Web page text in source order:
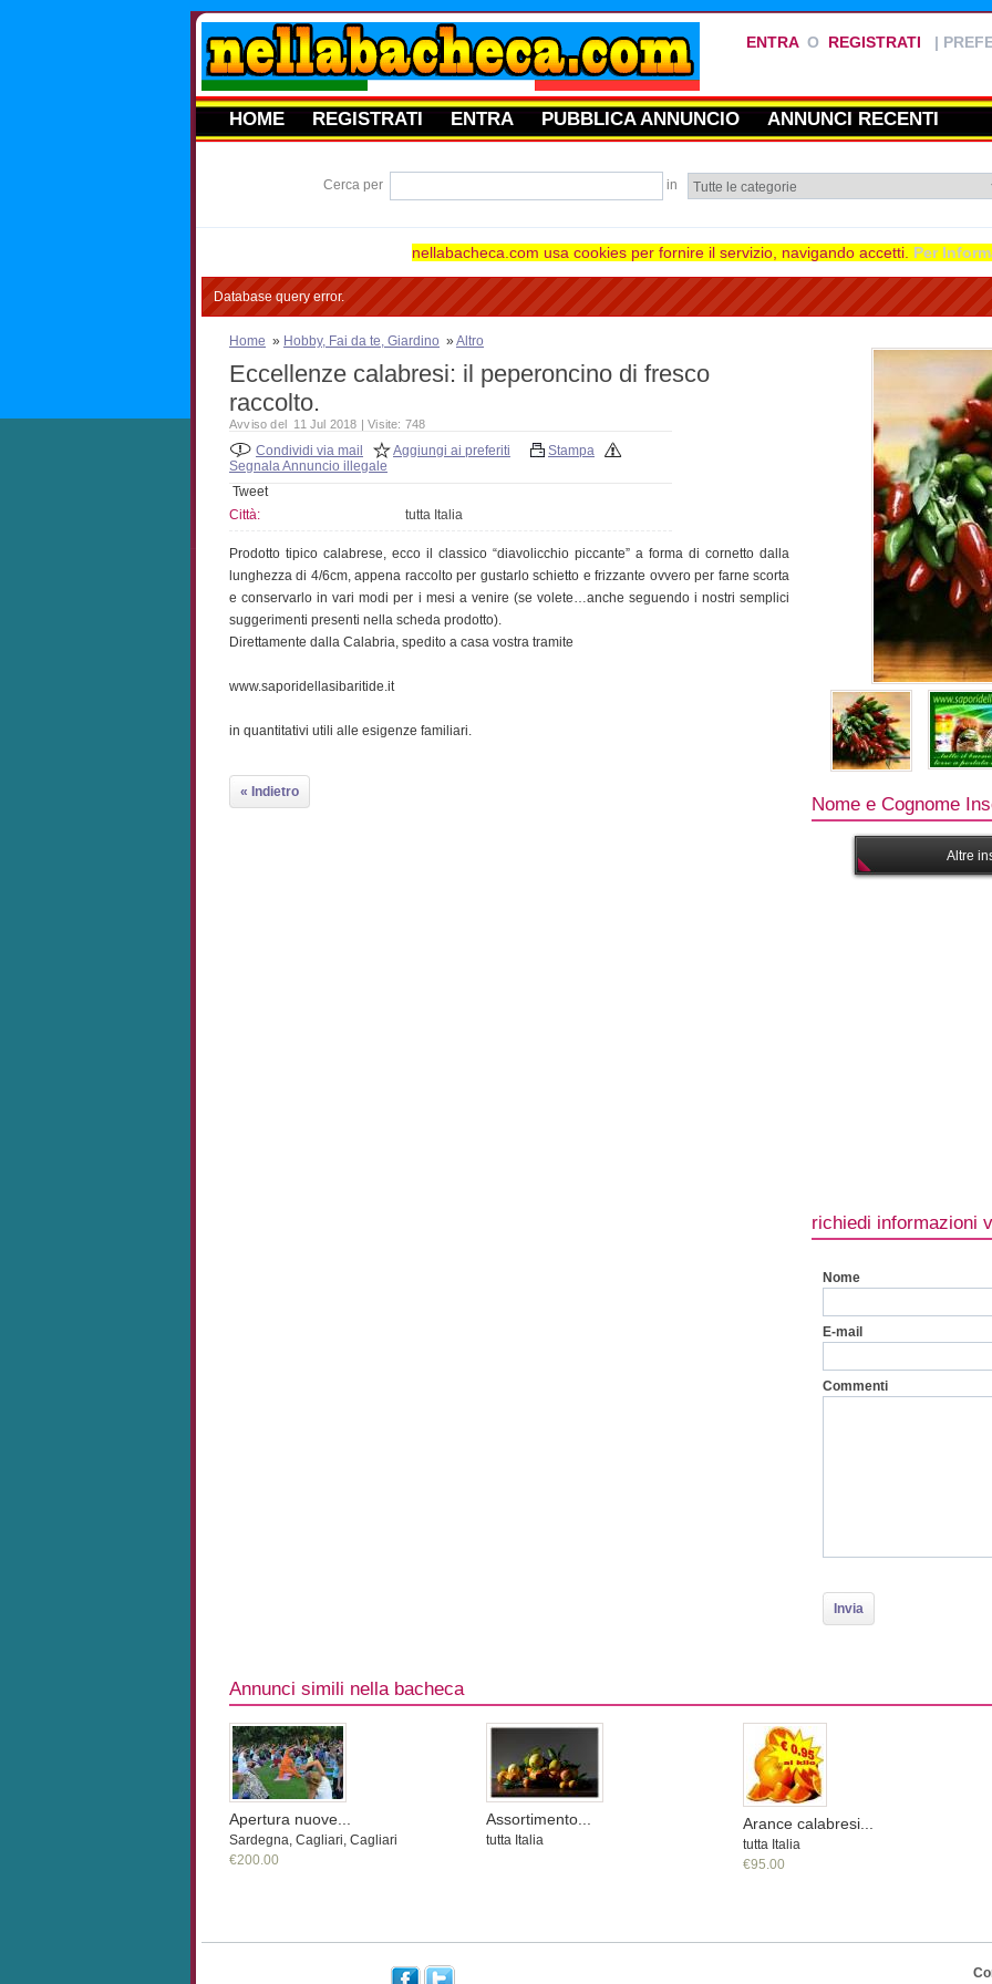
ENTRAO REGISTRATI |
HOME REGISTRATI ENTRA PUBBLICA ANNUNCIO ANNUNCI RECENTI
Cerca per in
nellabacheca.com usa cookies per fornire il servizio, navigando accetti. Per
Database query error.
Home » Hobby, Fai da te, Giardino »Altro
Eccellenze calabresi: il peperoncino di fresco
raccolto.
Avviso del 11 Jul 2018 | Visite: 748
Condividi via mail Aggiungi ai preferiti
Stampa
Segnala Annuncio illegale
Tweet
Città:
tutta Italia
Prodotto tipico calabrese, ecco il classico “diavolicchio piccante” a forma di cornetto dalla
lunghezza di 4/6cm, appena raccolto per gustarlo schietto e frizzante ovvero per farne scorta
e conservarlo in vari modi per i mesi a venire (se volete…anche seguendo i nostri semplici
suggerimenti presenti nella scheda prodotto).
Direttamente dalla Calabria, spedito a casa vostra tramite
www.saporidellasibaritide.it
in quantitativi utili alle esigenze familiari.
« Indietro
Nome e Cognome
Altre
richiedi informazioni
Nome
E-mail
Commenti
Annunci simili nella bacheca
Apertura nuove...
Sardegna, Cagliari, Cagliari
€200.00
Assortimento...
tutta Italia
Arance calabresi...
tutta Italia
€95.00